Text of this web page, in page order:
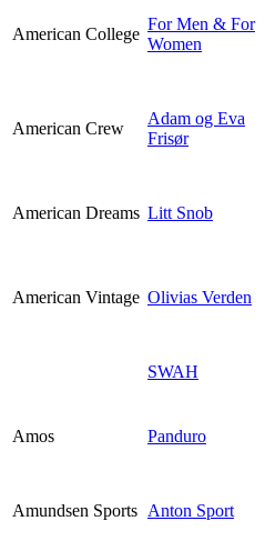
American College
For Men & For
Women
American Crew
Adam og Eva
Frisør
American Dreams Litt Snob
American Vintage Olivias Verden
SWAH
Amos Panduro
Amundsen Sports Anton Sport